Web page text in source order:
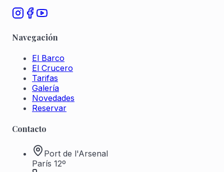
Navegación
El Barco
El Crucero
Tarifas
Galería
Novedades
Reservar
Contacto
Port de l'Arsenal
París 12º